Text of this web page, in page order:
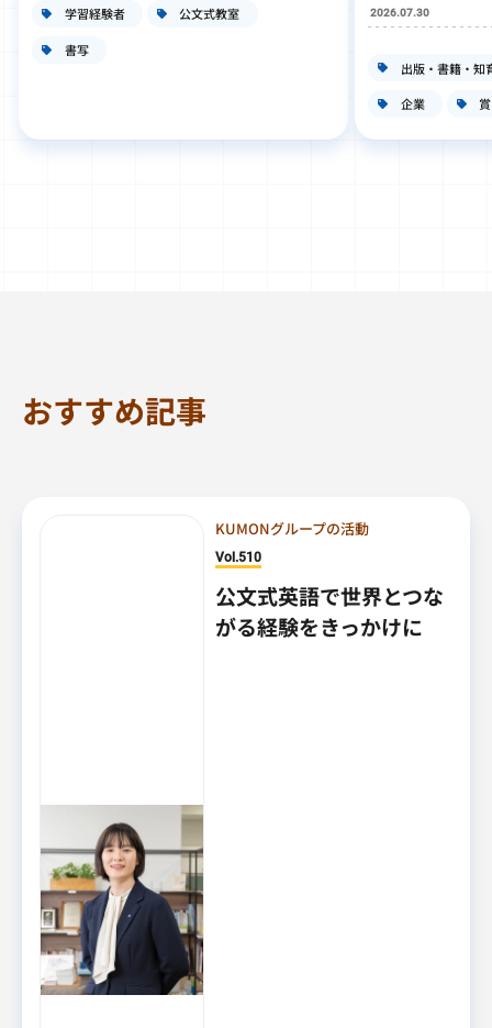
学習経験者 公文式教室
書写
2026.07.30
出版・書籍・知
企業 賞
おすすめ記事
KUMONグループの活動
Vol.510
公文式英語で世界とつな
がる経験をきっかけに